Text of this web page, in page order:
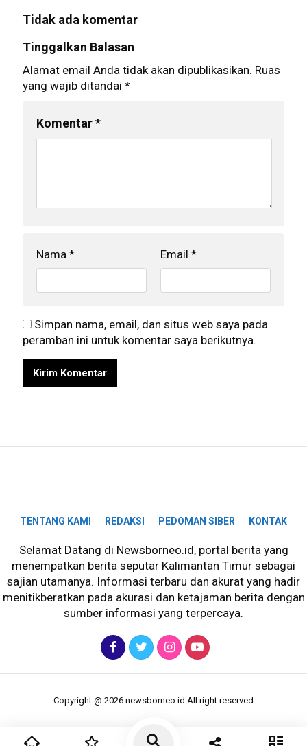
Tidak ada komentar
Tinggalkan Balasan
Alamat email Anda tidak akan dipublikasikan. Ruas
yang wajib ditandai *
Komentar*
Nama * Email *
Simpan nama, email, dan situs web saya pada
peramban ini untuk komentar saya berikutnya.
TENTANG KAMI REDAKSI PEDOMAN SIBER KONTAK
Selamat Datang di Newsborneo.id, portal berita yang
menempatkan berita seputar Kalimantan Timur sebagai
sajian utamanya. Informasi terbaru dan akurat yang hadir
menitikberatkan pada akurasi dan ketajaman berita dengan
sumber informasi yang terpercaya.
Copyright @ 2026 newsborneo.id All right reserved